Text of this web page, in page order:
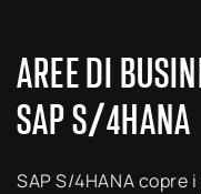
AREE DI
SAP S/4HANA
SAP S/4HANA